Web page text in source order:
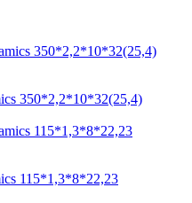
350*2,2*10*32(25,4)
115*1,3*8*22,23